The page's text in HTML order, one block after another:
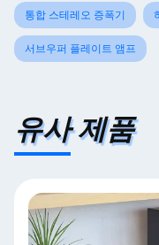
통합 스테레오 증폭기
서브우퍼 플레이트 앰프
유사 제품